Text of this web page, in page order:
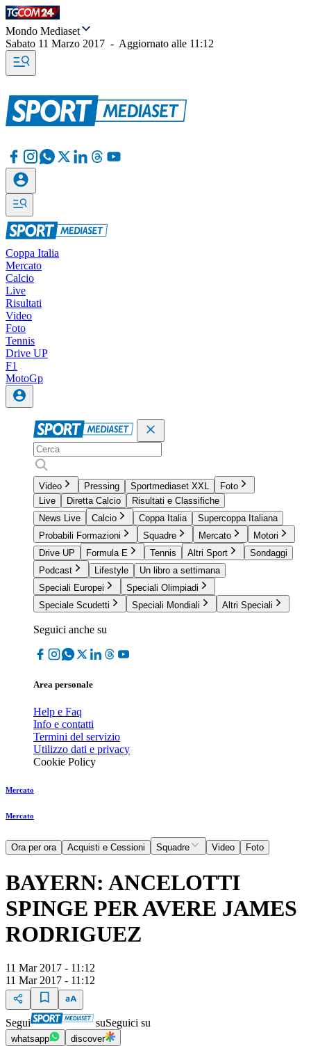
Mondo Mediaset
Sabato 11 Marzo 2017 - Aggiornato alle 11:12
Coppa Italia
Mercato
Calcio
Live
Risultati
Video
Foto
Tennis
Drive UP
F1
MotoGp
Video Pressing Sportmediaset XXL
Foto
Live
Diretta Calcio
Risultati e Classifiche
News Live
Calcio Coppa Italia
Supercoppa Italiana
Probabili Formazioni
Squadre Mercato
Motori
Drive UP
Formula E Tennis Altri Sport
Sondaggi
Podcast
Lifestyle
Un libro a settimana
Speciali Europei
Speciali Olimpiadi
Speciale Scudetti
Speciali Mondiali Altri Speciali
Seguici anche su
Area personale
Help e Faq
Info e contatti
Termini del servizio
Utilizzo dati e privacy
Cookie Policy
Mercato
Mercato
Ora per ora Acquisti e Cessioni Squadre Video Foto
BAYERN: ANCELOTTI
SPINGE PER AVERE JAMES
RODRIGUEZ
11 Mar 2017 - 11:12
11 Mar 2017 - 11:12
Segui suSeguici su
whatsapp discover